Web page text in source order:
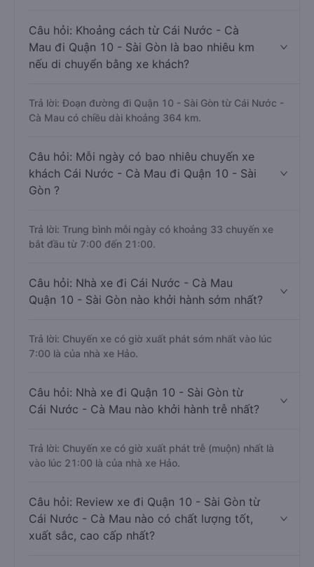
Câu hỏi: Khoảng cách từ Cái Nước - Cà
Mau đi Quận 10 - Sài Gòn là bao nhiêu km
nếu di chuyển bằng xe khách?
Trả lời: Đoạn đường đi Quận 10 - Sài Gòn từ Cái Nước -
Cà Mau có chiều dài khoảng 364 km.
Câu hỏi: Mỗi ngày có bao nhiêu chuyến xe
khách Cái Nước - Cà Mau đi Quận 10 - Sài
Gòn ?
Trả lời: Trung bình mỗi ngày có khoảng 33 chuyến xe
bắt đầu từ 7:00 đến 21:00.
Câu hỏi: Nhà xe đi Cái Nước - Cà Mau
Quận 10 - Sài Gòn nào khởi hành sớm nhất?
Trả lời: Chuyến xe có giờ xuất phát sớm nhất vào lúc
7:00 là của nhà xe Hảo.
Câu hỏi: Nhà xe đi Quận 10 - Sài Gòn từ
Cái Nước - Cà Mau nào khởi hành trễ nhất?
Trả lời: Chuyến xe có giờ xuất phát trễ (muộn) nhất là
vào lúc 21:00 là của nhà xe Hảo.
Câu hỏi: Review xe đi Quận 10 - Sài Gòn từ
Cái Nước - Cà Mau nào có chất lượng tốt,
xuất sắc, cao cấp nhất?